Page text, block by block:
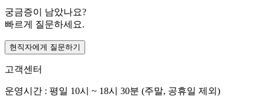
궁금증이 남았나요?
빠르게 질문하세요.
현직자에게 질문하기
고객센터
운영시간 : 평일 10시 ~ 18시 30분 (주말, 공휴일 제외)